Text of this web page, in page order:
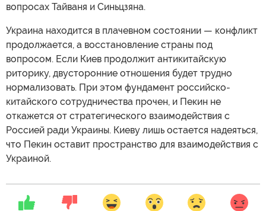
вопросах Тайваня и Синьцзяна.
Украина находится в плачевном состоянии — конфликт
продолжается, а восстановление страны под
вопросом. Если Киев продолжит антикитайскую
риторику, двусторонние отношения будет трудно
нормализовать. При этом фундамент российско-
китайского сотрудничества прочен, и Пекин не
откажется от стратегического взаимодействия с
Россией ради Украины. Киеву лишь остается надеяться,
что Пекин оставит пространство для взаимодействия с
Украиной.